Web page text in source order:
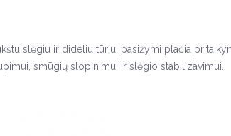
slėgiu ir dideliu tūriu, pasižymi plačia
smūgių slopinimui ir slėgio stabilizavimui.